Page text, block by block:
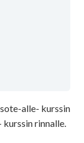
alle- kurssin
rinnalle.